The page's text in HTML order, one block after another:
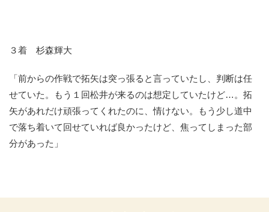
３着 杉森輝大
「前からの作戦で拓矢は突っ張ると言っていたし、判断は任
せていた。もう１回松井が来るのは想定していたけど…。拓
矢があれだけ頑張ってくれたのに、情けない。もう少し道中
で落ち着いて回せていれば良かったけど、焦ってしまった部
分があった」